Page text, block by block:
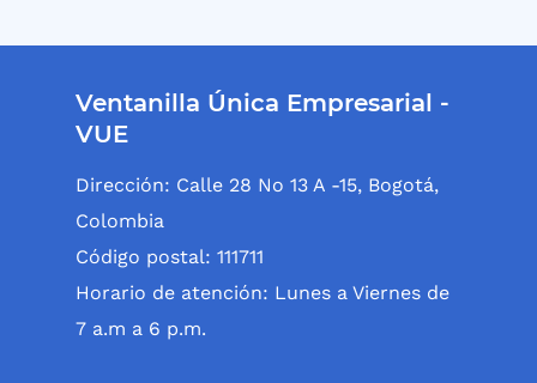
Ventanilla Única Empresarial -
VUE
Dirección: Calle 28 No 13 A -15, Bogotá,
Colombia
Código postal: 111711
Horario de atención: Lunes a Viernes de
7 a.m a 6 p.m.